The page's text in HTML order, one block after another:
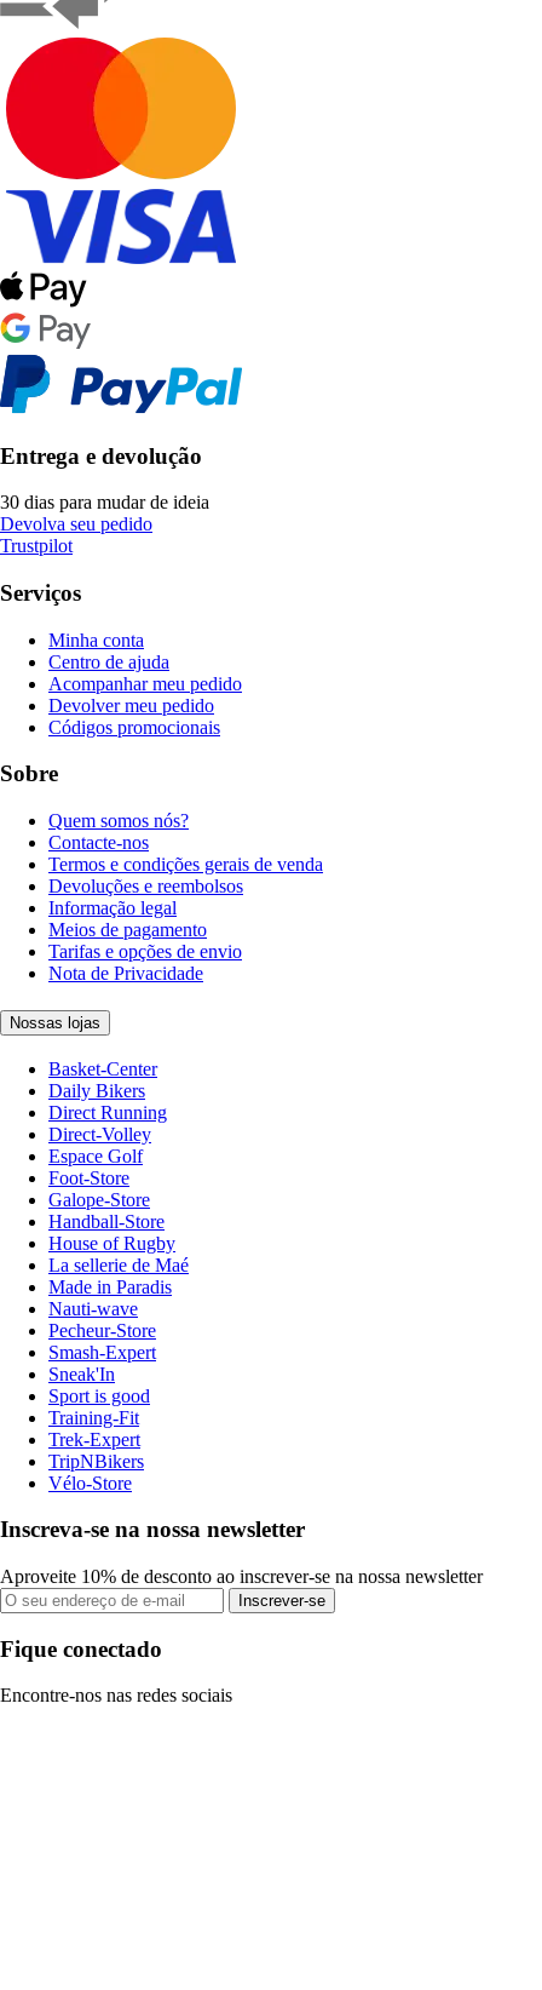
Entrega e devolução
30 dias para mudar de ideia
Devolva seu pedido
Trustpilot
Serviços
Minha conta
Centro de ajuda
Acompanhar meu pedido
Devolver meu pedido
Códigos promocionais
Sobre
Quem somos nós?
Contacte-nos
Termos e condições gerais de venda
Devoluções e reembolsos
Informação legal
Meios de pagamento
Tarifas e opções de envio
Nota de Privacidade
Nossas lojas
Basket-Center
Daily Bikers
Direct Running
Direct-Volley
Espace Golf
Foot-Store
Galope-Store
Handball-Store
House of Rugby
La sellerie de Maé
Made in Paradis
Nauti-wave
Pecheur-Store
Smash-Expert
Sneak'In
Sport is good
Training-Fit
Trek-Expert
TripNBikers
Vélo-Store
Inscreva-se na nossa newsletter
Aproveite 10% de desconto ao inscrever-se na nossa newsletter
Inscrever-se
Fique conectado
Encontre-nos nas redes sociais